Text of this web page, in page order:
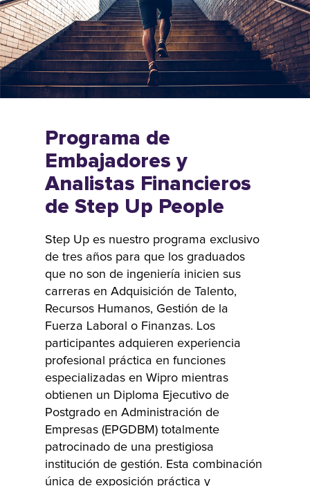
Contratación
STAR está
diseñado para
acelerar el
talento
institutos
técnicos de la
India hacia el
éxito. A través
del acceso
acelerado a
proyectos de
clientes
globales, los
participantes
obtienen una
exposición
temprana a
tecnologías de
vanguardia
junto con
oportunidades
de aprendizaje,
certificación y
Programa de
Embajadores y
Analistas Financieros
de Step Up People
Step Up es nuestro programa exclusivo
de tres años para que los graduados
que no son de ingeniería inicien sus
carreras en Adquisición de Talento,
Recursos Humanos, Gestión de la
Fuerza Laboral o Finanzas. Los
participantes adquieren experiencia
profesional práctica en funciones
especializadas en Wipro mientras
obtienen un Diploma Ejecutivo de
Postgrado en Administración de
Empresas (EPGDBM) totalmente
patrocinado de una prestigiosa
institución de gestión. Esta combinación
única de exposición práctica y